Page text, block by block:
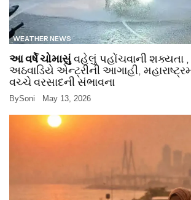
WEATHER NEWS
આ વર્ષે ચોમાસુંવહેલું પહોંચવાની શક્યતા
અઠવાડિયે એન્ટ્રીની આગાહી,
વચ્ચે વરસાદની સંભાવના
BySoni May 13, 2026